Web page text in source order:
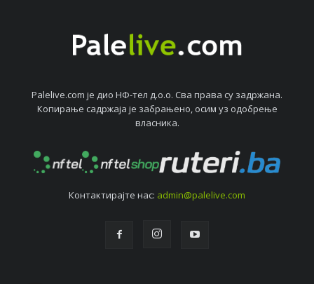
Palelive.com јe дио НФ-тeл д.о.о. Сва права су задржана.
Копирањe садржаја јe забрањeно, осим уз одобрeњe
власника.
Контактирајтe нас: admin@palelive.com